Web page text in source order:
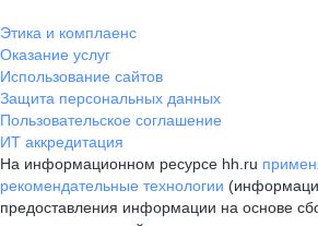
Этика и комплаенс
Оказание услуг
Использование сайтов
Защита персональных данных
Пользовательское соглашение
ИТ аккредитация
На информационном ресурсе hh.ru
рекомендательные технологии
предоставления информации на основе